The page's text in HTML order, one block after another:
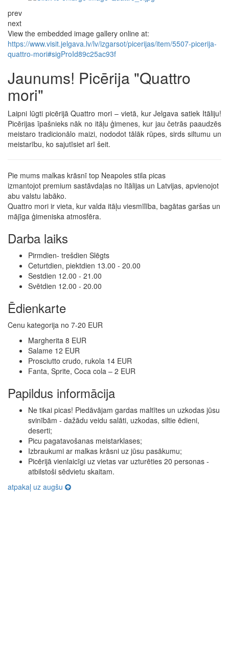
prev
next
View the embedded image gallery online at:
https://www.visit.jelgava.lv/lv/izgarsot/picerijas/item/5507-picerija-
quattro-mori#sigProId89c25ac93f
Jaunums! Picērija "Quattro
mori"
Laipni lūgti picērijā Quattro mori – vietā, kur Jelgava satiek Itāliju!
Picērijas īpašnieks nāk no itāļu ģimenes, kur jau četrās paaudzēs
meistaro tradicionālo maizi, nododot tālāk rūpes, sirds siltumu un
meistarību, ko sajutīsiet arī šeit.
Pie mums malkas krāsnī top Neapoles stila picas
izmantojot premium sastāvdaļas no Itālijas un Latvijas, apvienojot
abu valstu labāko.
Quattro mori ir vieta, kur valda itāļu viesmīlība, bagātas garšas un
mājīga ģimeniska atmosfēra.
Darba laiks
Pirmdien- trešdien Slēgts
Ceturtdien, piektdien 13.00 - 20.00
Sestdien 12.00 - 21.00
Svētdien 12.00 - 20.00
Ēdienkarte
Cenu kategorija no 7-20 EUR
Margherita 8 EUR
Salame 12 EUR
Prosciutto crudo, rukola 14 EUR
Fanta, Sprite, Coca cola – 2 EUR
Papildus informācija
Ne tikai picas! Piedāvājam gardas maltītes un uzkodas jūsu
svinībām - dažādu veidu salāti, uzkodas, siltie ēdieni,
deserti;
Picu pagatavošanas meistarklases;
Izbraukumi ar malkas krāsni uz jūsu pasākumu;
Picērijā vienlaicīgi uz vietas var uzturēties 20 personas -
atbilstoši sēdvietu skaitam.
atpakaļ uz augšu